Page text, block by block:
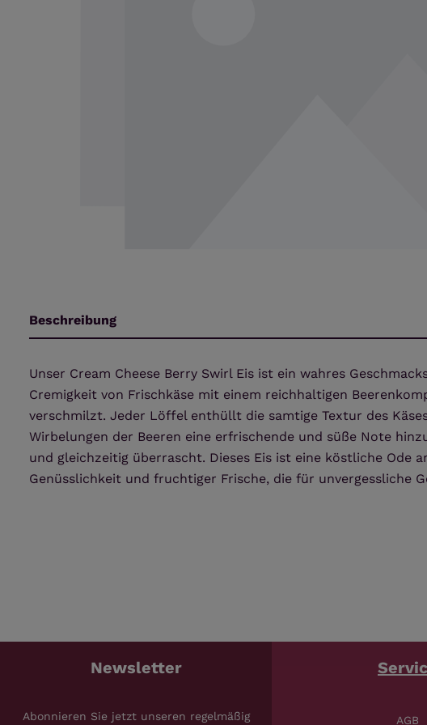
Beschreibung
Unser Cream Cheese Berry Swirl Eis ist ein wahres
Cremigkeit von Frischkäse mit einem reichhaltigen
verschmilzt. Jeder Löffel enthüllt die samtige Textur des
Wirbelungen der Beeren eine erfrischende und süße Note
und gleichzeitig überrascht. Dieses Eis ist eine köstliche Ode
Genüsslichkeit und fruchtiger Frische, die für unvergessliche
Newsletter
Abonnieren Sie jetzt unseren regelmäßig AGB